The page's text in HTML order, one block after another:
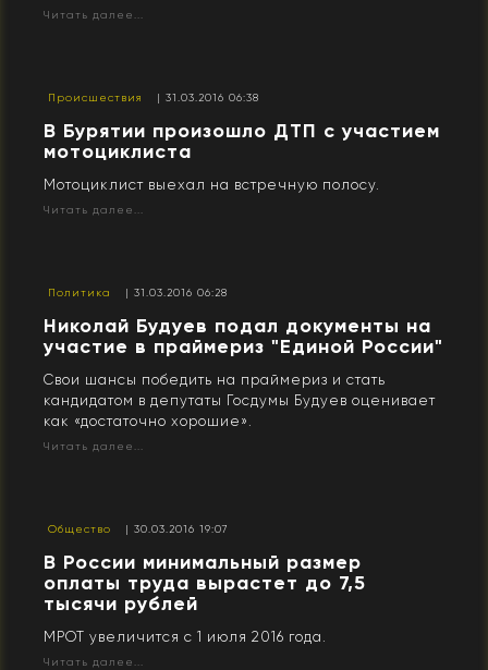
Читать далее...
Происшествия | 31.03.2016 06:38
​В Бурятии произошло ДТП с участием
мотоциклиста
Мотоциклист выехал на встречную полосу.
Читать далее...
Политика | 31.03.2016 06:28
Николай Будуев подал документы на
участие в праймериз "Единой России"
Свои шансы победить на праймериз и стать
кандидатом в депутаты Госдумы Будуев оценивает
как «достаточно хорошие».
Читать далее...
Общество | 30.03.2016 19:07
В России минимальный размер
оплаты труда вырастет до 7,5
тысячи рублей
МРОТ увеличится с 1 июля 2016 года.
Читать далее...